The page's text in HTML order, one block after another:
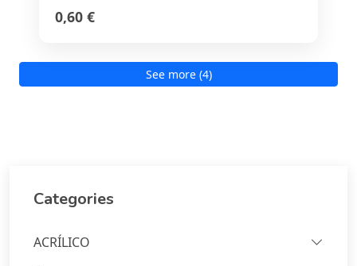
0,60 €
See more (4)
Categories
ACRÍLICO